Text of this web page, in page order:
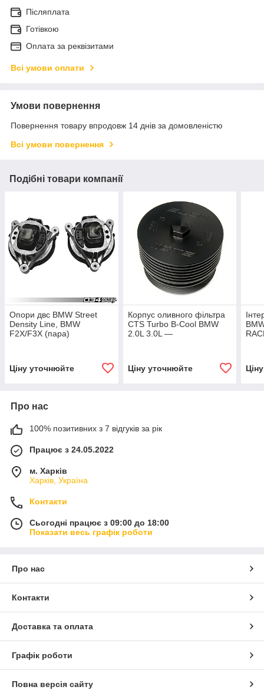
Післяплата
Готівкою
Оплата за реквізитами
Всі умови оплати
Умови повернення
Повернення товару впродовж 14 днів за домовленістю
Всі умови повернення
Подібні товари компанії
Опори двс BMW Street
Density Line, BMW
F2X/F3X (пара)
Ціну уточнюйте
Корпус оливного фільтра
CTS Turbo B-Cool BMW
2.0L 3.0L —
Ціну уточнюйте
Про нас
100% позитивних з 7 відгуків за рік
Працює з 24.05.2022
м. Харків
Харків, Україна
Контакти
Сьогодні працює з 09:00 до 18:00
Показати весь графік роботи
Про нас
Контакти
Доставка та оплата
Графік роботи
Повна версія сайту